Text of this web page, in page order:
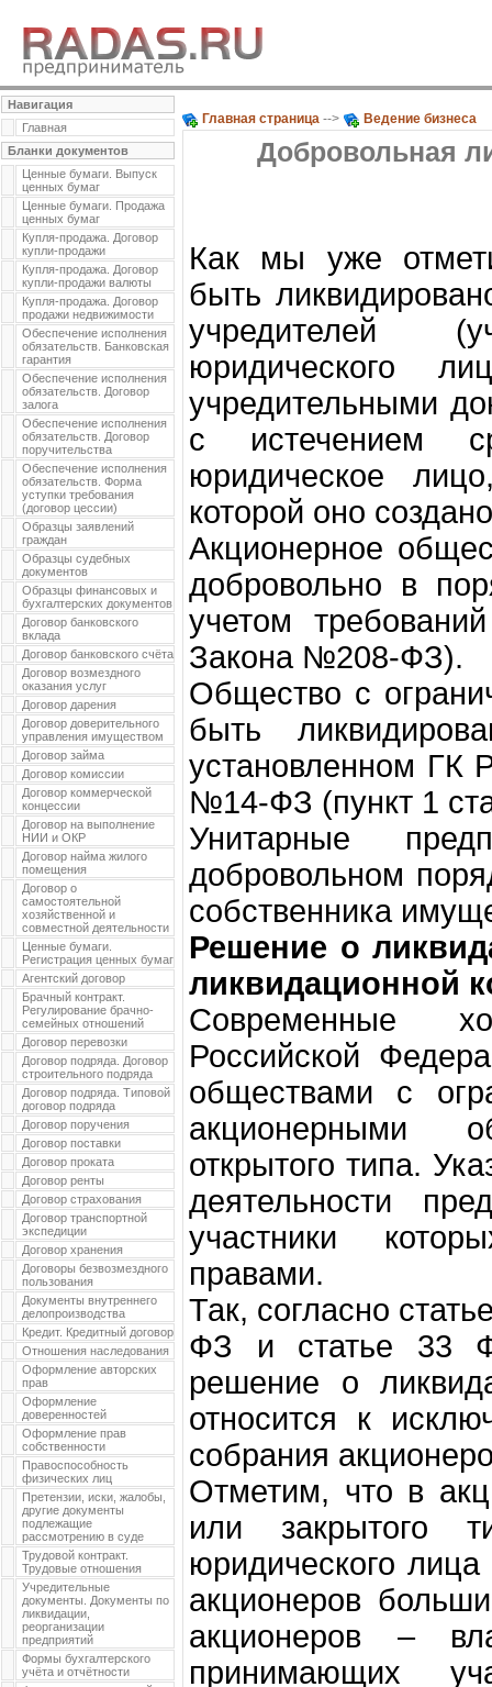
Навигация
Главная
Бланки документов
Ценные бумаги. Выпуск
ценных бумаг
Ценные бумаги. Продажа
ценных бумаг
Купля-продажа. Договор
купли-продажи
Купля-продажа. Договор
купли-продажи валюты
Купля-продажа. Договор
продажи недвижимости
Обеспечение исполнения
обязательств. Банковская
гарантия
Обеспечение исполнения
обязательств. Договор
залога
Обеспечение исполнения
обязательств. Договор
поручительства
Обеспечение исполнения
обязательств. Форма
уступки требования
(договор цессии)
Образцы заявлений
граждан
Образцы судебных
документов
Образцы финансовых и
бухгалтерских документов
Договор банковского
вклада
Договор банковского счёта
Договор возмездного
оказания услуг
Договор дарения
Договор доверительного
управления имуществом
Договор займа
Договор комиссии
Договор коммерческой
концессии
Договор на выполнение
НИИ и ОКР
Договор найма жилого
помещения
Договор о
самостоятельной
хозяйственной и
совместной деятельности
Ценные бумаги.
Регистрация ценных бумаг
Агентский договор
Брачный контракт.
Регулирование брачно-
семейных отношений
Договор перевозки
Договор подряда. Договор
строительного подряда
Договор подряда. Типовой
договор подряда
Договор поручения
Договор поставки
Договор проката
Договор ренты
Договор страхования
Договор транспортной
экспедиции
Договор хранения
Договоры безвозмездного
пользования
Документы внутреннего
делопроизводства
Кредит. Кредитный договор
Отношения наследования
Оформление авторских
прав
Оформление
доверенностей
Оформление прав
собственности
Правоспособность
физических лиц
Претензии, иски, жалобы,
другие документы
подлежащие
рассмотрению в суде
Трудовой контракт.
Трудовые отношения
Учредительные
документы. Документы по
ликвидации,
реорганизации
предприятий
Формы бухгалтерского
учёта и отчётности
Главная страница --> Ведение бизнеса
Добровольная
Как мы уже
быть
учредителей
юридического
учредительными
с истечением
юридическое
которой оно
Акционерное
добровольно в
учетом
Закона №208-ФЗ).
Общество с
быть
установленном ГК
№14-ФЗ (пункт 1
Унитарные
добровольном
собственника
Решение о
ликвидационной
Современные
Российской
обществами с
акционерными
открытого типа.
деятельности
участники
правами.
Так, согласно
ФЗ и статье 33
решение о
относится к
собрания
Отметим, что в
или закрытого
юридического
акционеров
акционеров –
принимающих